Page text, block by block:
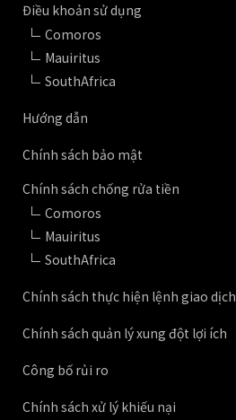
Điều khoản sử dụng
Comoros
Mauiritus
SouthAfrica
Hướng dẫn
Chính sách bảo mật
Chính sách chống rửa tiền
Comoros
Mauiritus
SouthAfrica
Chính sách thực hiện lệnh giao dịch
Chính sách quản lý xung đột lợi ích
Công bố rủi ro
Chính sách xử lý khiếu nại